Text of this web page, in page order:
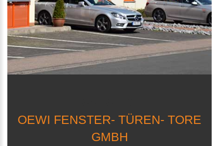
OEWI FENSTER- TÜREN- TORE
GMBH